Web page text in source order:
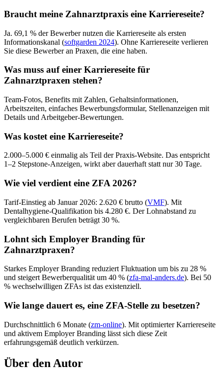
Braucht meine Zahnarztpraxis eine Karriereseite?
Ja. 69,1 % der Bewerber nutzen die Karriereseite als ersten
Informationskanal (softgarden 2024). Ohne Karriereseite verlieren
Sie diese Bewerber an Praxen, die eine haben.
Was muss auf einer Karriereseite für
Zahnarztpraxen stehen?
Team-Fotos, Benefits mit Zahlen, Gehaltsinformationen,
Arbeitszeiten, einfaches Bewerbungsformular, Stellenanzeigen mit
Details und Arbeitgeber-Bewertungen.
Was kostet eine Karriereseite?
2.000–5.000 € einmalig als Teil der Praxis-Website. Das entspricht
1–2 Stepstone-Anzeigen, wirkt aber dauerhaft statt nur 30 Tage.
Wie viel verdient eine ZFA 2026?
Tarif-Einstieg ab Januar 2026: 2.620 € brutto (VMF). Mit
Dentalhygiene-Qualifikation bis 4.280 €. Der Lohnabstand zu
vergleichbaren Berufen beträgt 30 %.
Lohnt sich Employer Branding für
Zahnarztpraxen?
Starkes Employer Branding reduziert Fluktuation um bis zu 28 %
und steigert Bewerberqualität um 40 % (zfa-mal-anders.de). Bei 50
% wechselwilligen ZFAs ist das existenziell.
Wie lange dauert es, eine ZFA-Stelle zu besetzen?
Durchschnittlich 6 Monate (zm-online). Mit optimierter Karriereseite
und aktivem Employer Branding lässt sich diese Zeit
erfahrungsgemäß deutlich verkürzen.
Über den Autor